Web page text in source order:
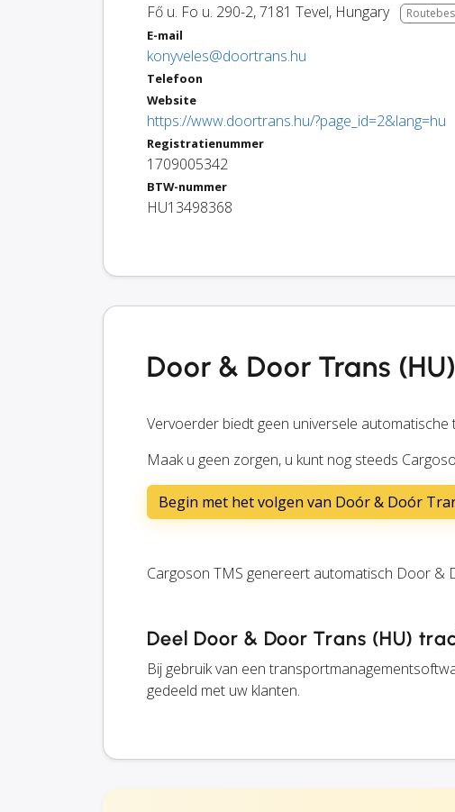
Fő u. Fo u. 290-2,7181 Tevel, Hungary
E-mail
konyveles@doortrans.hu
Telefoon
Website
https://www.doortrans.hu/?page_id=2&lang=hu
Registratienummer
1709005342
BTW-nummer
HU13498368
Door & Door Trans
Vervoerder biedt geen universele automatische
Maak u geen zorgen, u kunt nog steeds
Begin met het volgen van Doór & Doór
Cargoson TMS genereert automatisch Door &
Deel Door & Door Trans (HU)
Bij gebruik van een
gedeeld met uw klanten.